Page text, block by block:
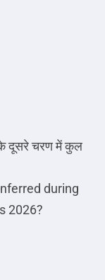
दूसरेचरणमेंकुल
during
2026?